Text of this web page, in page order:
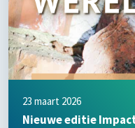
23 maart 2026
Nieuwe editie